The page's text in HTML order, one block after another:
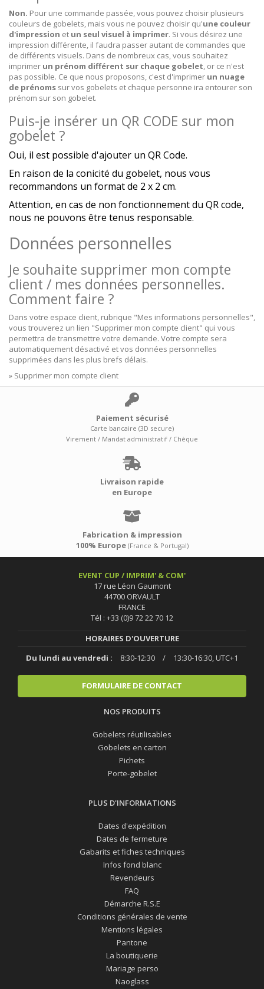
Non. Pour une commande passée, vous pouvez choisir plusieurs
couleurs de gobelets, mais vous ne pouvez choisir qu'une couleur
d'impression et un seul visuel à imprimer. Si vous désirez une
impression différente, il faudra passer autant de commandes que
de différents visuels. Dans de nombreux cas, vous souhaitez
imprimer un prénom différent sur chaque gobelet , or ce n'est
pas possible. Ce que nous proposons, c'est d'imprimer un nuage
de prénoms sur vos gobelets et chaque personne ira entourer son
prénom sur son gobelet.
Puis-je insérer un QR CODE sur mon
gobelet ?
Oui, il est possible d'ajouter un QR Code.
En raison de la conicité du gobelet, nous vous
recommandons un format de 2 x 2 cm.
Attention, en cas de non fonctionnement du QR code,
nous ne pouvons être tenus responsable.
Données personnelles
Je souhaite supprimer mon compte
client / mes données personnelles.
Comment faire ?
Dans votre espace client, rubrique "Mes informations personnelles",
vous trouverez un lien "Supprimer mon compte client" qui vous
permettra de transmettre votre demande. Votre compte sera
automatiquement désactivé et vos données personnelles
supprimées dans les plus brefs délais.
» Supprimer mon compte client
Paiement sécurisé
Carte bancaire (3D secure)
Virement / Mandat administratif / Chèque
Livraison rapide
en Europe
Fabrication & impression
100% Europe (France & Portugal)
EVENT CUP / IMPRIM' & COM'
17 rue Léon Gaumont
44700 ORVAULT
FRANCE
Tél : +33 (0)9 72 22 70 12
HORAIRES D'OUVERTURE
Du lundi au vendredi :
8:30-12:30 / 13:30-16:30, UTC+1
FORMULAIRE DE CONTACT
NOS PRODUITS
Gobelets réutilisables
Gobelets en carton
Pichets
Porte-gobelet
PLUS D'INFORMATIONS
Dates d'expédition
Dates de fermeture
Gabarits et fiches techniques
Infos fond blanc
Revendeurs
FAQ
Démarche R.S.E
Conditions générales de vente
Mentions légales
Pantone
La boutiquerie
Mariage perso
Naoglass